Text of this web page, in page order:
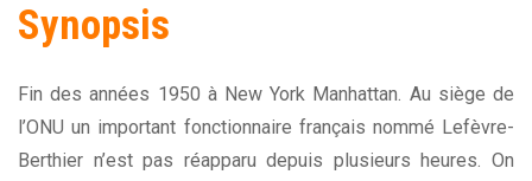
Synopsis
Fin des années 1950 à New York Manhattan. Au siège de
l’ONU un important fonctionnaire français nommé Lefèvre-
Berthier n’est pas réapparu depuis plusieurs heures. On